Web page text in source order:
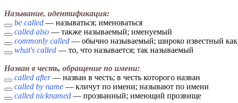
Называние, идентификация:
be called — называться; именоваться
called also — также называемый; именуемый
commonly called — обычно называемый; широко известный как
what's called — то, что называется; так называемый
Назван в честь, обращение по имени:
called after— назван в честь; в честь которого назван
called by name — кличут по имени; называют по имени
called nicknamed — прозванный; имеющий прозвище